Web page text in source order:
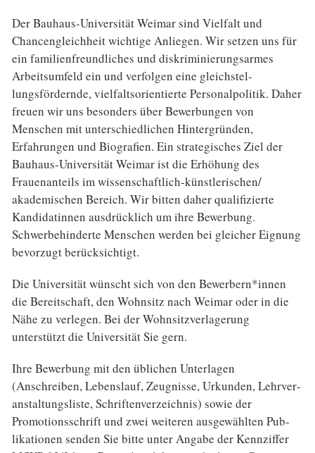
Der Bauhaus-Universität Weimar sind Vielfalt und
Chancengleichheit wichtige Anliegen. Wir setzen uns für
ein familienfreundliches und diskriminierungsarmes
Arbeitsumfeld ein und verfolgen eine gleichstel­
lungsfördernde, vielfaltsorientierte Personalpolitik. Daher
freuen wir uns besonders über Bewerbungen von
Menschen mit unterschiedlichen Hintergründen,
Erfahrungen und Biografien. Ein strategisches Ziel der
Bauhaus-Universität Weimar ist die Erhöhung des
Frauenanteils im wissenschaftlich-künstlerischen/
akademischen Bereich. Wir bitten daher qualifizierte
Kandidatinnen ausdrücklich um ihre Bewerbung.
Schwerbehinderte Menschen werden bei gleicher Eignung
bevorzugt berücksichtigt.
Die Universität wünscht sich von den Bewerbern*innen
die Bereitschaft, den Wohnsitz nach Weimar oder in die
Nähe zu verlegen. Bei der Wohnsitzverlagerung
unterstützt die Universität Sie gern.
Ihre Bewerbung mit den üblichen Unterlagen
(Anschreiben, Lebenslauf, Zeugnisse, Urkunden, Lehrver­
anstaltungsliste, Schriftenverzeichnis) sowie der
Promotionsschrift und zwei weiteren ausgewählten Pub­
likationen senden Sie bitte unter Angabe der Kennziffer